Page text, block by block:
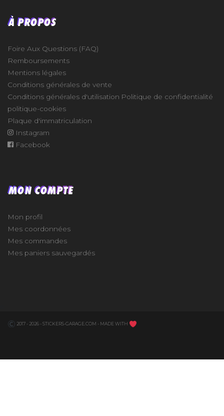
À PROPOS
Foire Aux Questions (FAQ)
Remboursements
Mentions légales
Conditions générales de vente
Conditions générales d'utilisation Politique de confidentialité
politique-cookies
Plaque d'immatriculation
Instagram
Facebook
MON COMPTE
Mon profil
Mes coordonnées
Mes commandes
Mes paniers sauvegardés
2017 - 2026 - STICKERS-GARAGE.COM - MADE WITH